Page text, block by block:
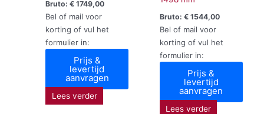
Bruto:€ 1749,00
Bel of mail voor
korting of vul het
formulier in:
Prijs &
levertijd
aanvragen
Lees verder
Bruto: €1544,00
Bel of mail voor
korting of vul het
formulier in:
Prijs &
levertijd
aanvragen
Lees verder